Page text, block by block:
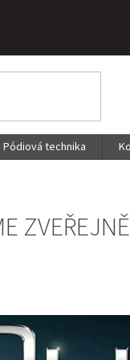
Pódiová technika